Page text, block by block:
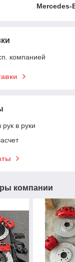
Mercedes-
компанией
в руки
компании